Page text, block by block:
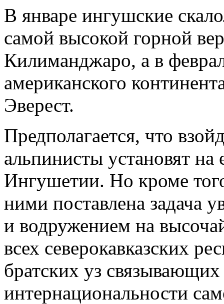
В январе ингушские
самой высокой горной
Килиманджаро, а в
американского
Эверест.
Предполагается, что
альпинисты установят
Ингушетии. Но кроме
ними поставлена задача
и водружением на
всех северокавказских
братских уз
интернациональности